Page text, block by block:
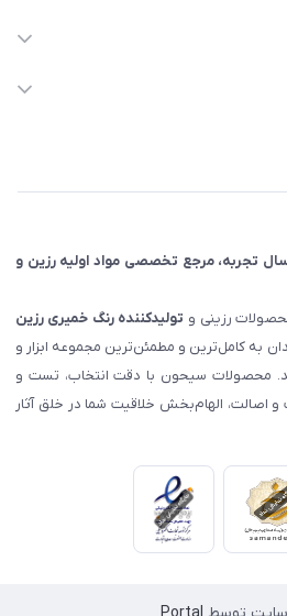
آرت شاپ با بیش از ۸ سال تجربه، مرجع تخصصی مواد اولیه رزین و
رزینی و تولیدکننده رنگ خمیری رزین
به کامل‌ترین و مطمئن‌ترین مجموعه ابزار و
محصولات سیحون با دقت انتخاب، تست و
و اصالت، الهام‌بخش خلاقیت شما در خلق آثار